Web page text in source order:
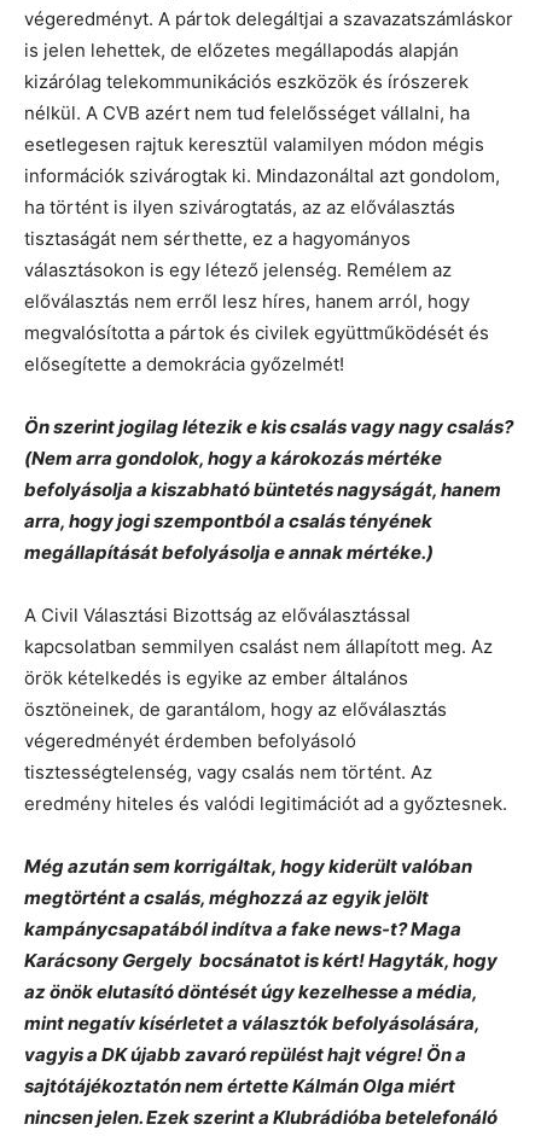
végeredményt. A pártok delegáltjai a szavazatszámláskor
is jelen lehettek, de előzetes megállapodás alapján
kizárólag telekommunikációs eszközök és írószerek
nélkül. A CVB azért nem tud felelősséget vállalni, ha
esetlegesen rajtuk keresztül valamilyen módon mégis
információk szivárogtak ki. Mindazonáltal azt gondolom,
ha történt is ilyen szivárogtatás, az az előválasztás
tisztaságát nem sérthette, ez a hagyományos
választásokon is egy létező jelenség. Remélem az
előválasztás nem erről lesz híres, hanem arról, hogy
megvalósította a pártok és civilek együttműködését és
elősegítette a demokrácia győzelmét!
Ön szerint jogilag létezik e kis csalás vagy nagy csalás?
(Nem arra gondolok, hogy a károkozás mértéke
befolyásolja a kiszabható büntetés nagyságát, hanem
arra, hogy jogi szempontból a csalás tényének
megállapítását befolyásolja e annak mértéke.)
A Civil Választási Bizottság az előválasztással
kapcsolatban semmilyen csalást nem állapított meg. Az
örök kételkedés is egyike az ember általános
ösztöneinek, de garantálom, hogy az előválasztás
végeredményét érdemben befolyásoló
tisztességtelenség, vagy csalás nem történt. Az
eredmény hiteles és valódi legitimációt ad a győztesnek.
Még azután sem korrigáltak, hogy kiderült valóban
megtörtént a csalás, méghozzá az egyik jelölt
kampánycsapatából indítva a fake news-t? Maga
Karácsony Gergely bocsánatot is kért! Hagyták, hogy
az önök elutasító döntését úgy kezelhesse a média,
mint negatív kísérletet a választók befolyásolására,
vagyis a DK újabb zavaró repülést hajt végre! Ön a
sajtótájékoztatón nem értette Kálmán Olga miért
nincsen jelen. Ezek szerint a Klubrádióba betelefonáló